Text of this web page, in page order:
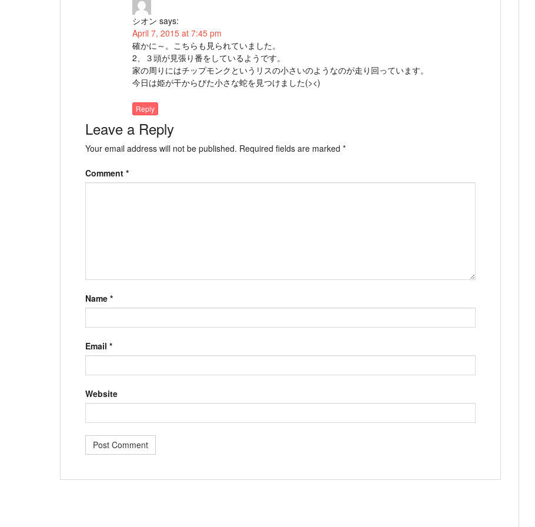
シオン says:
April 7, 2015 at 7:45 pm
確かに～。こちらも見られていました。
2、３頭が見張り番をしているようです。
家の周りにはチップモンクというリスの小さいのようなのが走り回っています。
今日は姫が干からびた小さな蛇を見つけました(><)
Reply
Leave a Reply
Your email address will not be published. Required fields are marked *
Comment *
Name *
Email *
Website